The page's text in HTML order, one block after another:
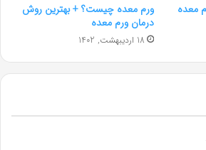
معده
ورم معده چیست؟ + بهترین روش
درمان ورم معده
18 اردیبهشت, 1402